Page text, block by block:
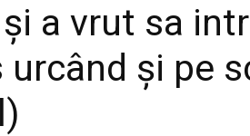
a vrut sa
și pe